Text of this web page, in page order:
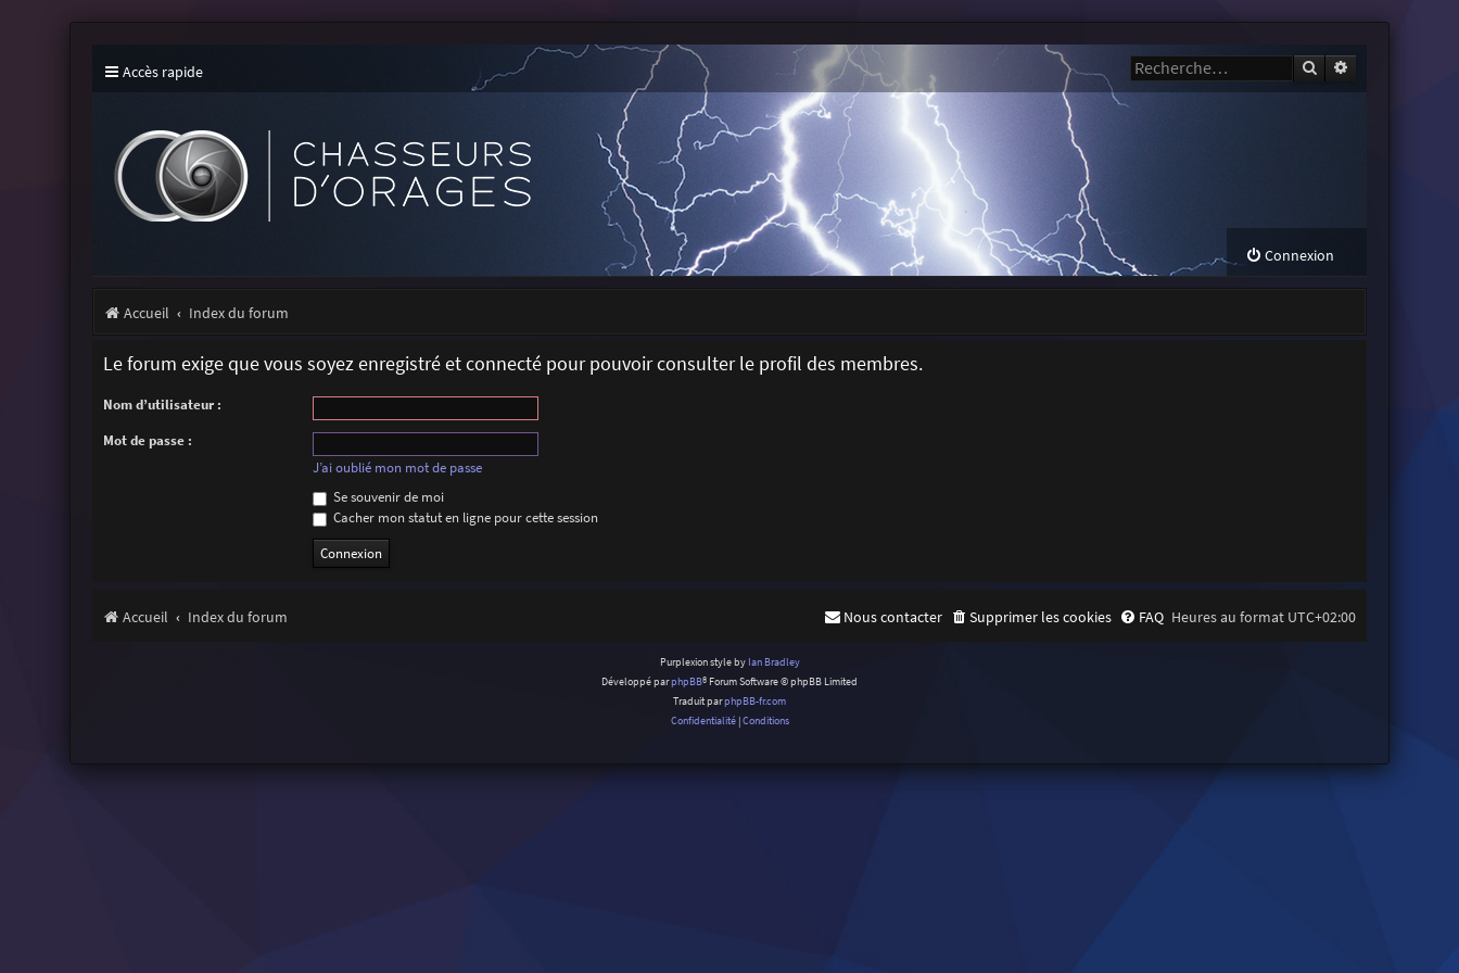
Accès rapide Rechercher
Connexion
Accueil Index du forum
Le forum exige que vous soyez enregistré et connecté pour pouvoir consulter le profil des membres.
Nom d’utilisateur :
Mot de passe :
J’ai oublié mon mot de passe
Se souvenir de moi
Cacher mon statut en ligne pour cette session
Accueil Index du forum Heures au format UTC+02:00
FAQ
Supprimer les cookies
Nous contacter
Purplexion style by Ian Bradley
Développé parphpBB® Forum Software © phpBB Limited
Traduit parphpBB-fr.com
Confidentialité|Conditions